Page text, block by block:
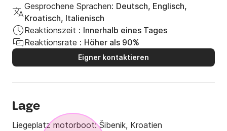
Gesprochene Sprachen: Deutsch, Englisch,
Kroatisch, Italienisch
Reaktionszeit : Innerhalb eines Tages
Reaktionsrate : Höher als 90%
Eigner kontaktieren
Lage
Liegeplatz motorboot:Šibenik, Kroatien